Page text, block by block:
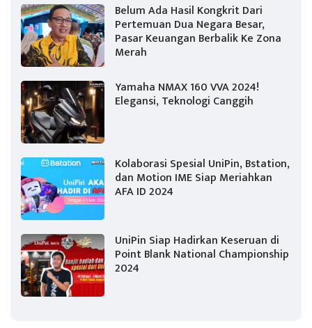
Belum Ada Hasil Kongkrit Dari
Pertemuan Dua Negara Besar,
Pasar Keuangan Berbalik Ke Zona
Merah
Yamaha NMAX 160 VVA 2024!
Elegansi, Teknologi Canggih
Kolaborasi Spesial UniPin, Bstation,
dan Motion IME Siap Meriahkan
AFA ID 2024
UniPin Siap Hadirkan Keseruan di
Point Blank National Championship
2024